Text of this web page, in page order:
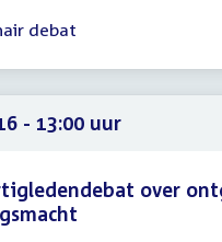
debat
- 13:00 uur
over